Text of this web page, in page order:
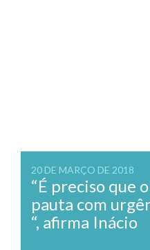
20 DE MARÇO DE 2018
“É preciso que
pauta com
“, afirma Inácio